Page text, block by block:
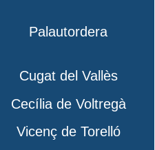
Palautordera
Cugat del Vallès
Cecília de Voltregà
Vicenç de Torelló